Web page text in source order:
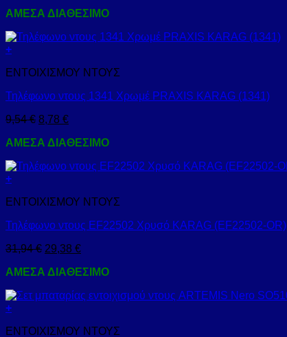
ΑΜΕΣΑ ΔΙΑΘΕΣΙΜΟ
+
ΕΝΤΟΙΧΙΣΜΟΥ ΝΤΟΥΣ
Τηλέφωνο ντους 1341 Χρωμέ PRAXIS KARAG (1341)
9,54€ 8,78 €
ΑΜΕΣΑ ΔΙΑΘΕΣΙΜΟ
+
ΕΝΤΟΙΧΙΣΜΟΥ ΝΤΟΥΣ
Τηλέφωνο ντους EF22502 Χρυσό KARAG (EF22502-OR)
31,94€ 29,38 €
ΑΜΕΣΑ ΔΙΑΘΕΣΙΜΟ
+
ΕΝΤΟΙΧΙΣΜΟΥ ΝΤΟΥΣ